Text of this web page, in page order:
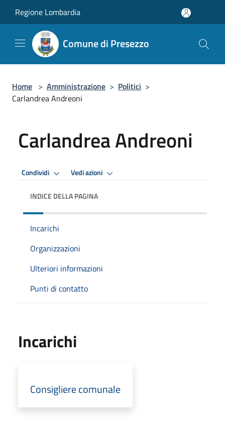
Regione Lombardia
Comune di Presezzo
Home > Amministrazione > Politici >
Carlandrea Andreoni
Carlandrea Andreoni
Condividi Vedi azioni
INDICE DELLA PAGINA
Incarichi
Organizzazioni
Ulteriori informazioni
Punti di contatto
Incarichi
Consigliere comunale